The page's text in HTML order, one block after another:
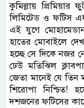
কুমিল্লায় প্রিমিয়ার
লিমিটেড ও ফটিস
এই যুগে
হাতের মোবাইলে
হচ্ছে সে দিকে নজর
ঢেউ মতিঝিল
জেতা মানেই যে তিন
শিরোপা নিশ্চিত!
দশজনের ফটিসের